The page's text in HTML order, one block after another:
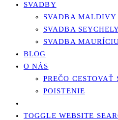
SVADBY
SVADBA MALDIVY
SVADBA
SVADBA
BLOG
O NÁS
PREČO CESTOVAŤ
POISTENIE
TOGGLE WEBSITE